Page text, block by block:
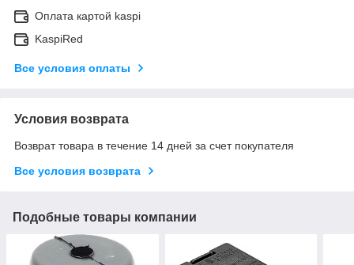
Оплата картой kaspi
KaspiRed
Все условия оплаты
Условия возврата
Возврат товара в течение 14 дней за счет покупателя
Все условия возврата
Подобные товары компании